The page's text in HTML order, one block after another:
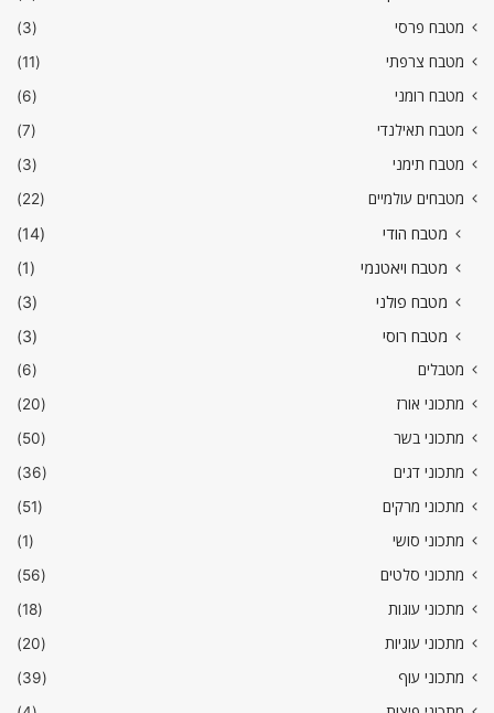
מטבח פרסי
(3)
מטבח צרפתי
(11)
מטבח רומני
(6)
מטבח תאילנדי
(7)
מטבח תימני
(3)
מטבחים עולמיים
(22)
מטבח הודי
(14)
מטבח ויאטנמי
(1)
מטבח פולני
(3)
מטבח רוסי
(3)
מטבלים
(6)
מתכוני אורז
(20)
מתכוני בשר
(50)
מתכוני דגים
(36)
מתכוני מרקים
(51)
מתכוני סושי
(1)
מתכוני סלטים
(56)
מתכוני עוגות
(18)
מתכוני עוגיות
(20)
מתכוני עוף
(39)